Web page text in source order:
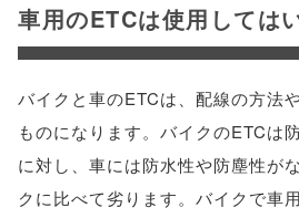
車用のETCは使用しては
バイクと車のETCは、配線の方法
ものになります。バイクのETCは
に対し、車には防水性や防塵性が
クに比べて劣ります。バイクで車